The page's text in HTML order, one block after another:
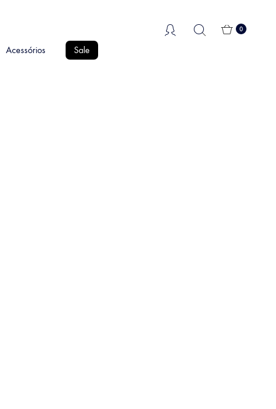
Acessórios Sale
0